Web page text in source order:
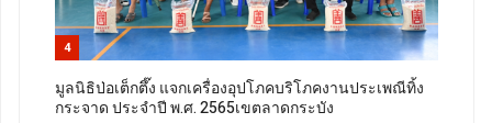
4
มูลนิธิป่อเต็กตึ๊ง แจกเครื่องอุปโภคบริโภคงานประเพณีทิ้ง
กระจาด ประจำปี พ.ศ. 2565เขตลาดกระบัง